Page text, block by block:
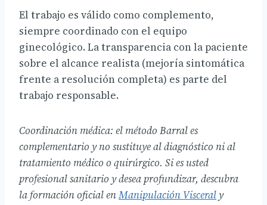
El trabajo es válido como complemento,
siempre coordinado con el equipo
ginecológico. La transparencia con la paciente
sobre el alcance realista (mejoría sintomática
frente a resolución completa) es parte del
trabajo responsable.
Coordinación médica: el método Barral es
complementario y no sustituye al diagnóstico ni al
tratamiento médico o quirúrgico. Si es usted
profesional sanitario y desea profundizar, descubra
la formación oficial enManipulación Visceraly